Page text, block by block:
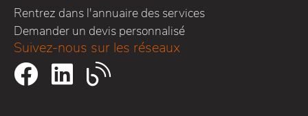
Rentrez dans l'annuaire des services
Demander un devis personnalisé
Suivez-nous sur les réseaux